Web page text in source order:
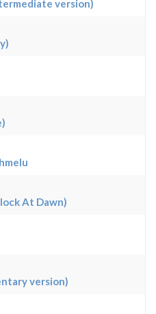
version)
At Dawn)
version)